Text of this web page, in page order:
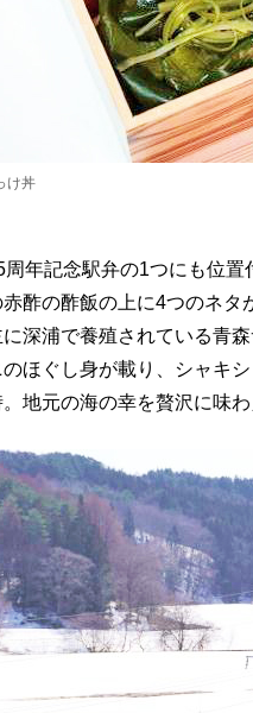
け丼
年記念駅弁の1つにも位
酢の酢飯の上に4つのネ
深浦で養殖されている青
ほぐし身が載り、シャキ
地元の海の幸を贅沢に味